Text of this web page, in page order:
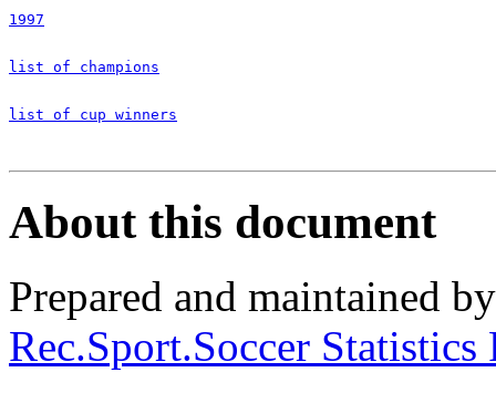
1997
list of champions
list of cup winners
About this document
Prepared and maintained
Rec.Sport.Soccer